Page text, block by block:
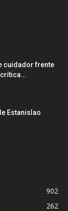
cuidador frente
Estanislao
902
262